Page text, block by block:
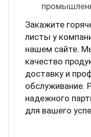
Закажите
листы у
нашем сайте.
качество
доставку и
обслуживание.
надежного
для вашего